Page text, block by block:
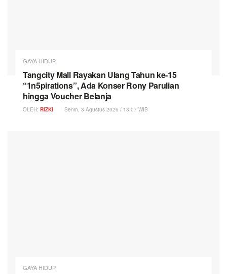
GAYA HIDUP
Tangcity Mall Rayakan Ulang Tahun ke-15
“1n5pirations”, Ada Konser Rony Parulian
hingga Voucher Belanja
OLEH: RIZKI Senin, 3 Agustus 2026 / 13:07 WIB
GAYA HIDUP